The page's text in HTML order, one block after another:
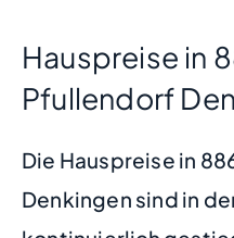
Hauspreise in
Pfullendorf
Die Hauspreise in
Denkingen sind in